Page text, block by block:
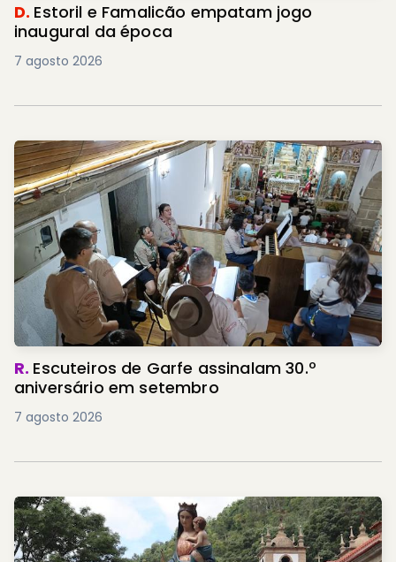
D. Estoril e Famalicão empatam jogo
inaugural da época
7 agosto 2026
R. Escuteiros de Garfe assinalam 30.º
aniversário em setembro
7 agosto 2026